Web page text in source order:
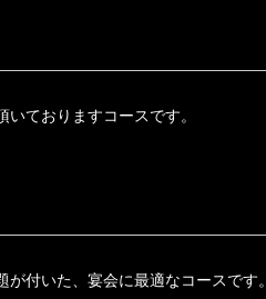
ておりますコースです。
付いた、宴会に最適なコースです。